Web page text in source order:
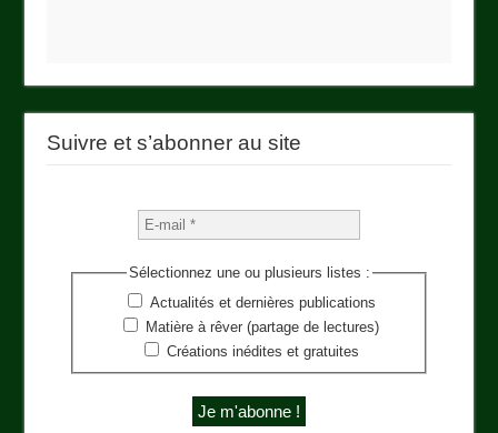
Suivre et s’abonner au site
Sélectionnez une ou plusieurs listes :
Actualités et dernières publications
Matière à rêver (partage de lectures)
Créations inédites et gratuites